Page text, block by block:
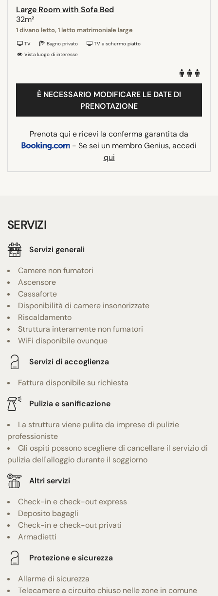
Large Room with Sofa Bed
32m²
1 divano letto, 1 letto matrimoniale large
TV Bagno privato
TV a schermo piatto
Vista luogo di interesse
È NECESSARIO MODIFICARE LE DATE DI
PRENOTAZIONE
Prenota qui e ricevi la conferma garantita da
- Se sei un membro Genius,accedi
qui
SERVIZI
Servizi generali
Camere non fumatori
Ascensore
Cassaforte
Disponibilità di camere insonorizzate
Riscaldamento
Struttura interamente non fumatori
WiFi disponibile ovunque
Servizi di accoglienza
Fattura disponibile su richiesta
Pulizia e sanificazione
La struttura viene pulita da imprese di pulizie
professioniste
Gli ospiti possono scegliere di cancellare il servizio di
pulizia dell'alloggio durante il soggiorno
Altri servizi
Check-in e check-out express
Deposito bagagli
Check-in e check-out privati
Armadietti
Protezione e sicurezza
Allarme di sicurezza
Telecamere a circuito chiuso nelle zone in comune